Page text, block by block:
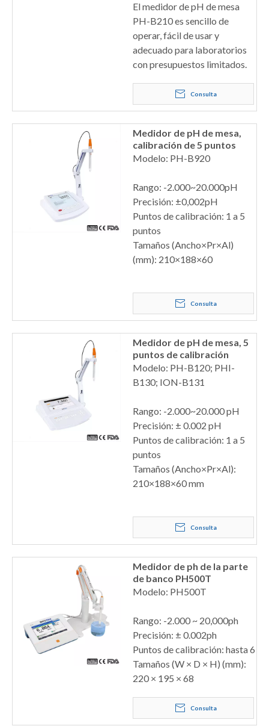
El medidor de pH de mesa
PH-B210 es sencillo de
operar, fácil de usar y
adecuado para laboratorios
con presupuestos limitados.
Consulta
Medidor de pH de mesa,
calibración de 5 puntos
Modelo: PH-B920
Rango: -2.000~20.000pH
Precisión: ±0,002pH
Puntos de calibración: 1 a 5
puntos
Tamaños (Ancho×Pr×Al)
(mm): 210×188×60
Consulta
Medidor de pH de mesa, 5
puntos de calibración
Modelo: PH-B120; PHI-
B130; ION-B131
Rango: -2.000~20.000 pH
Precisión: ± 0.002 pH
Puntos de calibración: 1 a 5
puntos
Tamaños (Ancho×Pr×Al):
210×188×60 mm
Consulta
Medidor de ph de la parte
de banco PH500T
Modelo: PH500T
Rango: -2.000 ~ 20,000ph
Precisión: ± 0.002ph
Puntos de calibración: hasta 6
Tamaños (W × D × H) (mm):
220 × 195 × 68
Consulta